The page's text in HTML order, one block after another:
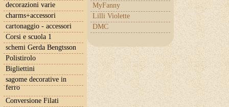
MyFanny
Lilli Violette
DMC
decorazioni varie
charms+accessori
cartonaggio - accessori
Corsi e scuola 1
schemi Gerda Bengtsson
Polistirolo
Bigliettini
sagome decorative in
ferro
Conversione Filati